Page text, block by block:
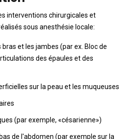
interventions chirurgicales et
sous anesthésie locale:
et les jambes (par ex. Bloc de
des épaules et des
sur la peau et les muqueuses
(par exemple, «césarienne»)
de l'abdomen (par exemple sur la